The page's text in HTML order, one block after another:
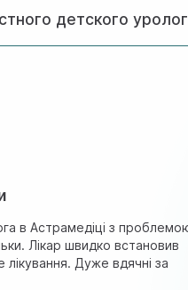
и они
детского
в Астрамедіці з
Лікар швидко встановив
лікування. Дуже вдячні за